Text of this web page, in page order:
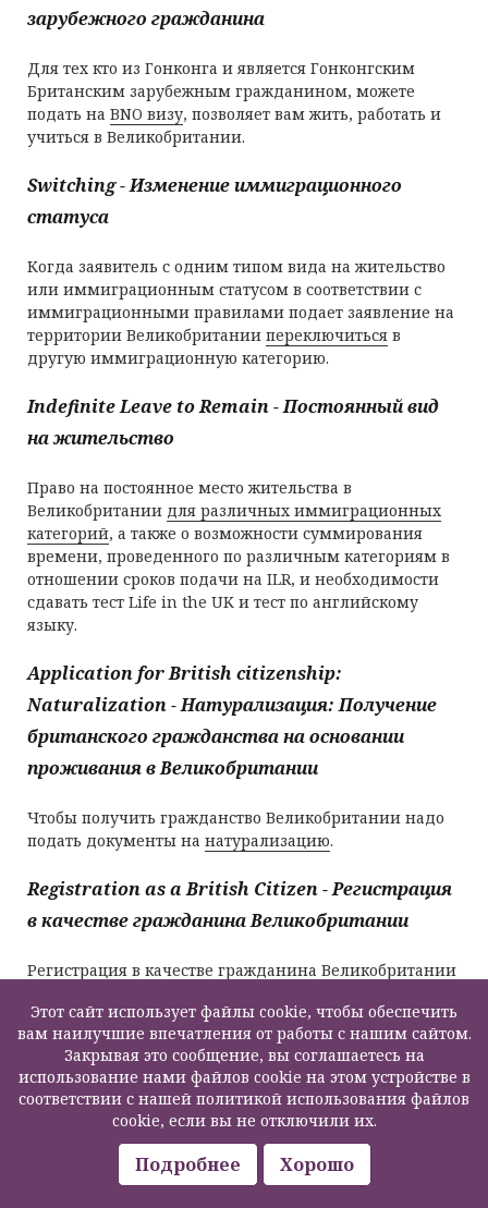
зарубежного гражданина
Для тех кто из Гонконга и является Гонконгским
Британским зарубежным гражданином, можете
подать на BNO визу, позволяет вам жить, работать и
учиться в Великобритании.
Switching - Изменение иммиграционного
статуса
Когда заявитель с одним типом вида на жительство
или иммиграционным статусом в соответствии с
иммиграционными правилами подает заявление на
территории Великобритании переключиться в
другую иммиграционную категорию.
Indefinite Leave to Remain - Постоянный вид
на жительство
Право на постоянное место жительства в
Великобритании для различных иммиграционных
категорий, а также о возможности суммирования
времени, проведенного по различным категориям в
отношении сроков подачи на ILR, и необходимости
сдавать тест Life in the UK и тест по английскому
языку.
Application for British citizenship:
Naturalization - Натурализация: Получение
британского гражданства на основании
проживания в Великобритании
Чтобы получить гражданство Великобритании надо
подать документы на натурализацию.
Registration as a British Citizen - Регистрация
в качестве гражданина Великобритании
Регистрация в качестве гражданина Великобритании
18 лет.
The effect of bad immigration history on leave
to enter and remain applications - Влияние
иммиграционной истории на получение
британских виз различного типа
Этот сайт использует файлы cookie, чтобы обеспечить
вам наилучшие впечатления от работы с нашим сайтом.
Закрывая это сообщение, вы соглашаетесь на
использование нами файлов cookie на этом устройстве в
соответствии с нашей политикой использования файлов
cookie, если вы не отключили их.
Подробнее Хорошо